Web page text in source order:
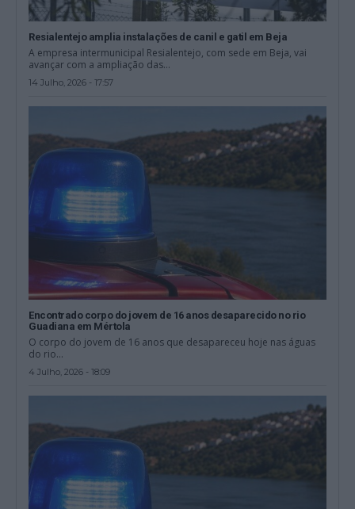
Resialentejo amplia instalações de canil e gatil em Beja
A empresa intermunicipal Resialentejo, com sede em Beja, vai
avançar com a ampliação das...
14 Julho, 2026 - 17:57
Encontrado corpo do jovem de 16 anos desaparecido no rio
Guadiana em Mértola
O corpo do jovem de 16 anos que desapareceu hoje nas águas
do rio...
4 Julho, 2026 - 18:09